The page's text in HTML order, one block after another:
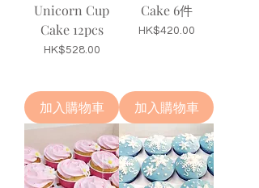
Unicorn Cup
Cake 12pcs
價格
HK$528.00
加入購物車
Cake 6件
價格
HK$420.00
加入購物車